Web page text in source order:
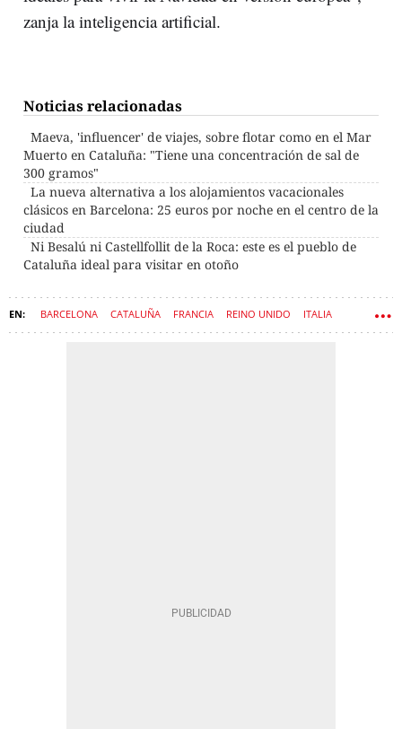
zanja la inteligencia artificial.
Noticias relacionadas
Maeva, 'influencer' de viajes, sobre flotar como en el Mar
Muerto en Cataluña: "Tiene una concentración de sal de
300 gramos"
La nueva alternativa a los alojamientos vacacionales
clásicos en Barcelona: 25 euros por noche en el centro de la
ciudad
Ni Besalú ni Castellfollit de la Roca: este es el pueblo de
Cataluña ideal para visitar en otoño
BARCELONA CATALUÑA FRANCIA REINO UNIDO ITALIA